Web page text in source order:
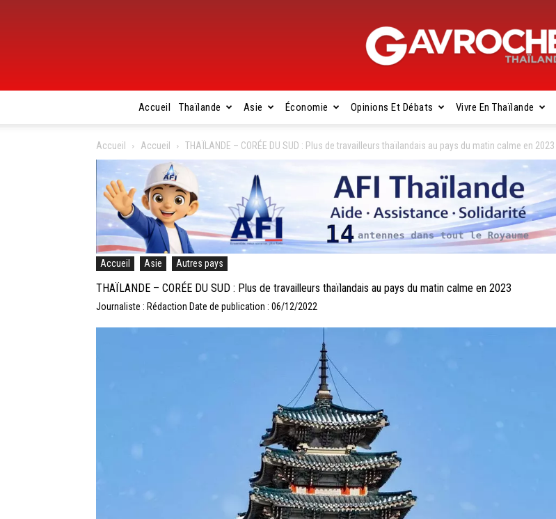
Gavroche
Thaïlande
Accueil Thaïlande Asie Économie Opinions Et Débats Vivre En Thaïlande
Accueil Accueil THAÏLANDE – CORÉE DU SUD : Plus de travailleurs thaïlandais au pays du matin calme en 2023
Accueil Asie Autres pays
THAÏLANDE – CORÉE DU SUD : Plus de travailleurs thaïlandais au pays du matin calme en 2023
Journaliste : Rédaction Date de publication : 06/12/2022